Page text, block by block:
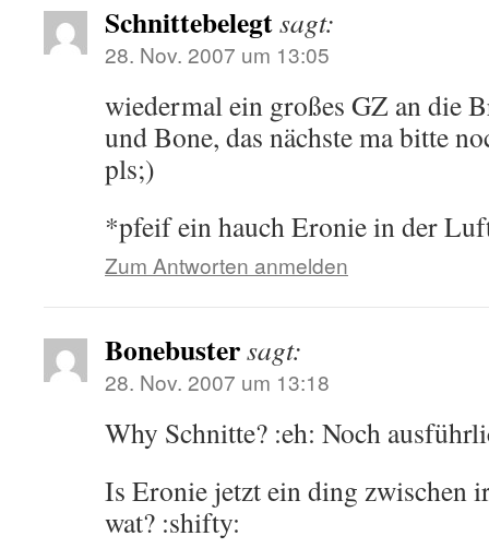
Schnittebelegtsagt:
28. Nov. 2007 um 13:05
wiedermal ein großes GZ an die
und Bone, das nächste ma bitte
pls;)
*pfeif ein hauch Eronie in der
Zum Antworten anmelden
Bonebustersagt:
28. Nov. 2007 um 13:18
Why Schnitte? :eh: Noch
Is Eronie jetzt ein ding zwischen
wat? :shifty: